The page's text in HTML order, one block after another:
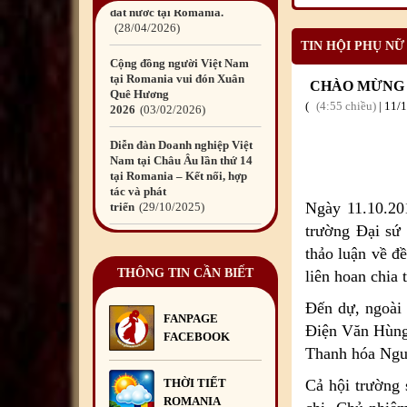
Quê Hương
2026 03/02/2026
Diễn đàn Doanh nghiệp Việt
Nam tại Châu Âu lần thứ 14
tại Romania – Kết nối, hợp
tác và phát
triển 29/10/2025
Diễn đàn Doanh nghiệp Việt
Nam tại châu Âu – Dấu ấn
kết nối và trách nhiệm cộng
đồng
29/10/2025
bị thiệt hại do bão số 10 và
mưa lũ gây ra
10/10/2025
Đêm hội Trăng Rằm
2025 06 /10/2025
Liên hoan chia tay Đại sứ Đỗ
Đức Thành cùng Phu nhân và
bà Lương Ngọc Linh kết thúc
THÔNG TIN CẦN BIẾT
FANPAGE
FACEBOOK
THỜI TIẾT
ROMANIA
TIN HỘI PHỤ NỮ
CHÀO
4:55 chiều | 11/
Ngày
trường Đại sứ
thảo luận về
liên hoan chia
Đến dự,
Điện Văn
Thanh hóa
Cả hội trường